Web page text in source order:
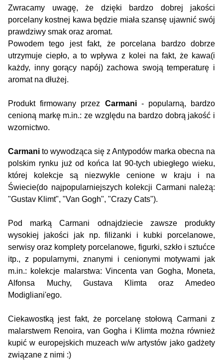
Zwracamy uwagę, że dzięki bardzo dobrej jakości
porcelany kostnej kawa będzie miała szansę ujawnić swój
prawdziwy smak oraz aromat.
Powodem tego jest fakt, że porcelana bardzo dobrze
utrzymuje ciepło, a to wpływa z kolei na fakt, że kawa(i
każdy, inny gorący napój) zachowa swoją temperaturę i
aromat na dłużej.
Produkt firmowany przez Carmani- popularną, bardzo
cenioną markę m.in.: ze względu na bardzo dobrą jakość i
wzornictwo.
Carmani to wywodząca się z Antypodów marka obecna na
polskim rynku już od końca lat 90-tych ubiegłego wieku,
której kolekcje są niezwykle cenione w kraju i na
Świecie(do najpopularniejszych kolekcji Carmani należą:
"Gustav Klimt", "Van Gogh", "Crazy Cats").
Pod marką Carmani odnajdziecie zawsze produkty
wysokiej jakości jak np. filiżanki i kubki porcelanowe,
serwisy oraz komplety porcelanowe, figurki, szkło i sztućce
itp., z popularnymi, znanymi i cenionymi motywami jak
m.in.: kolekcje malarstwa: Vincenta van Gogha, Moneta,
Alfonsa Muchy, Gustava Klimta oraz Amedeo
Modigliani'ego.
Ciekawostką jest fakt, że porcelanę stołową Carmani z
malarstwem Renoira, van Gogha i Klimta można również
kupić w europejskich muzeach w/w artystów jako gadżety
związane z nimi :)